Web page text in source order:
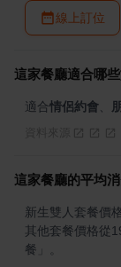
線上訂位
這家餐廳適合哪
適合情侶約會
這家餐廳的平均
新生雙人套餐價
其他套餐價格從
餐」。